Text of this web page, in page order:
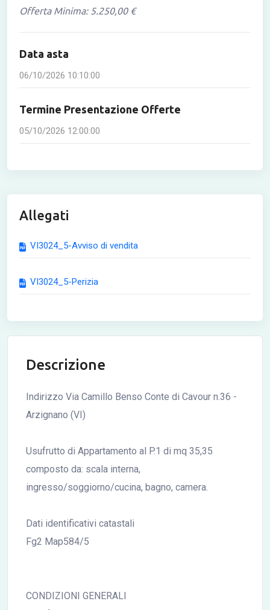
Descrizione
Indirizzo Via Camillo Benso Conte di Cavour n.36 -
Arzignano (VI)
Usufrutto di Appartamento al P.1 di mq 35,35
composto da: scala interna,
ingresso/soggiorno/cucina, bagno, camera.
Dati identificativi catastali
Fg2 Map584/5
CONDIZIONI GENERALI
Offerta Minima: 5.250,00 €
Data asta
06/10/2026 10:10:00
Termine Presentazione Offerte
05/10/2026 12:00:00
Allegati
VI3024_5-Avviso di vendita
VI3024_5-Perizia